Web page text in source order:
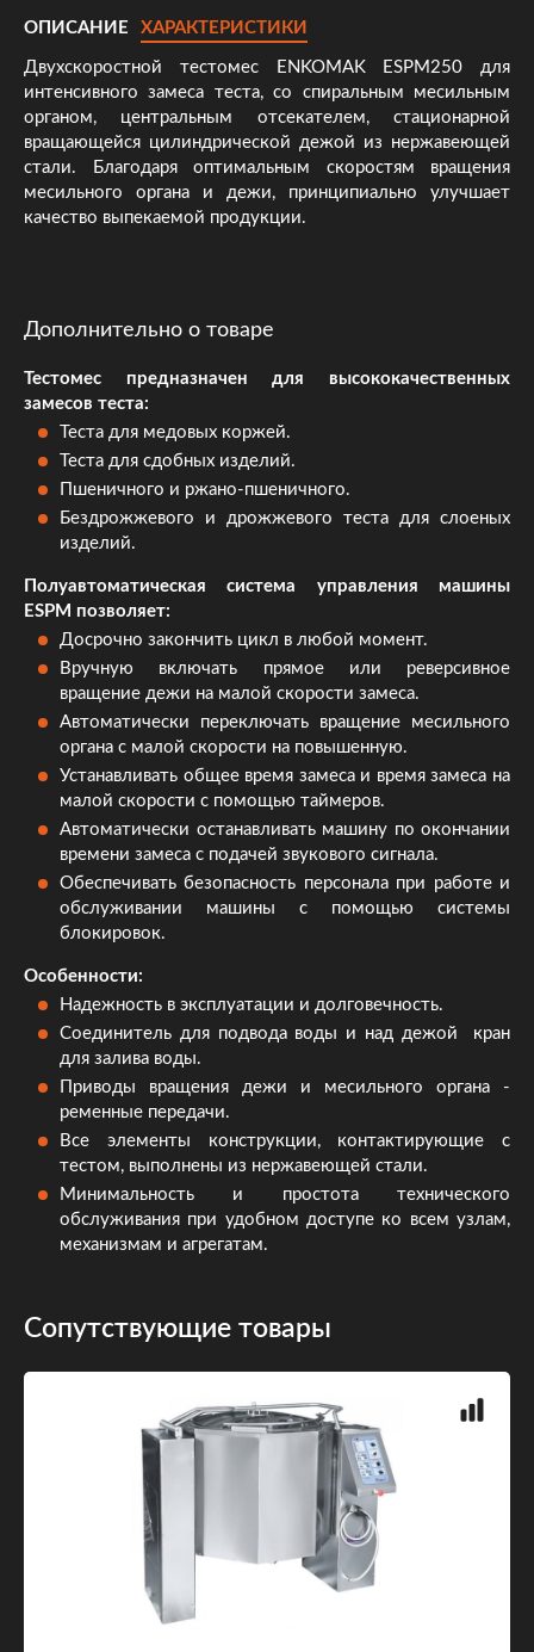
ОПИСАНИЕ ХАРАКТЕРИСТИКИ
Двухскоростной тестомес ENKOMAK ESPM250 для
интенсивного замеса теста, со спиральным месильным
органом, центральным отсекателем, стационарной
вращающейся цилиндрической дежой из нержавеющей
стали. Благодаря оптимальным скоростям вращения
месильного органа и дежи, принципиально улучшает
качество выпекаемой продукции.
Дополнительно о товаре
Тестомес предназначен для высококачественных
замесов теста:
Теста для медовых коржей.
Теста для сдобных изделий.
Пшеничного и ржано-пшеничного.
Бездрожжевого и дрожжевого теста для слоеных
изделий.
Полуавтоматическая система управления машины
ESPM позволяет:
Досрочно закончить цикл в любой момент.
Вручную включать прямое или реверсивное
вращение дежи на малой скорости замеса.
Автоматически переключать вращение месильного
органа с малой скорости на повышенную.
Устанавливать общее время замеса и время замеса на
малой скорости с помощью таймеров.
Автоматически останавливать машину по окончании
времени замеса с подачей звукового сигнала.
Обеспечивать безопасность персонала при работе и
обслуживании машины с помощью системы
блокировок.
Особенности:
Надежность в эксплуатации и долговечность.
Соединитель для подвода воды и над дежой кран
для залива воды.
Приводы вращения дежи и месильного органа -
ременные передачи.
Все элементы конструкции, контактирующие с
тестом, выполнены из нержавеющей стали.
Минимальность и простота технического
обслуживания при удобном доступе ко всем узлам,
механизмам и агрегатам.
Сопутствующие товары